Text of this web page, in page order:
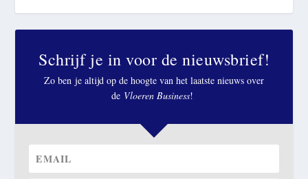
Schrijf je in voor de nieuwsbrief!
Zo ben je altijd op de hoogte van het laatste nieuws over
de Vloeren Business!